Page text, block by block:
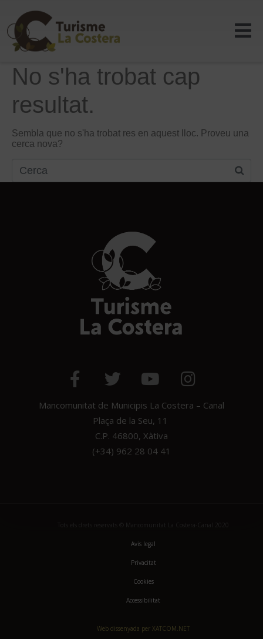
No s'ha trobat cap
resultat.
Sembla que no s'ha trobat res en aquest lloc. Proveu una
cerca nova?
Search
Mancomunitat de Municipis La Costera – Canal
Plaça de la Seu, 11
C.P. 46800, Xàtiva
(+34) 962 28 04 41
Avis legal
Privacitat
Cookies
Accessibilitat
Web dissenyada per XATCOM.NET